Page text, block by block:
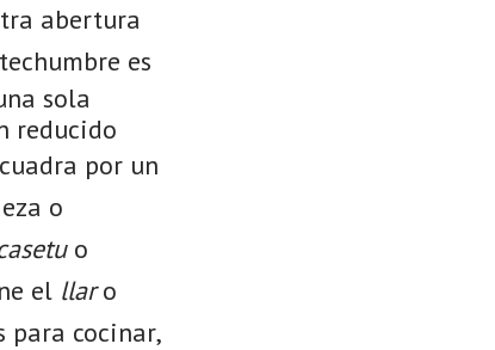
abertura
es
sola
reducido
por un
o
o
el llaro
para cocinar,